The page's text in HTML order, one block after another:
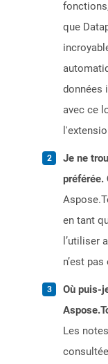
que
données
avec ce
Je ne
préférée.
en tant
l’utiliser
n’est
Où puis-
Les